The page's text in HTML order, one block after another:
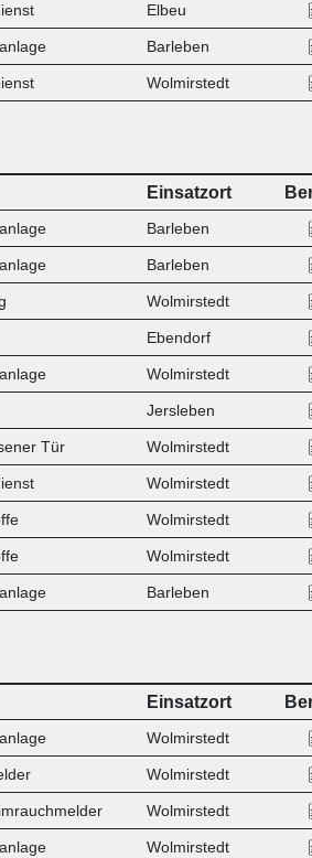
Elbeu
Barleben
Wolmirstedt
Einsatzort
Barleben
Barleben
Wolmirstedt
Ebendorf
Wolmirstedt
Jersleben
Tür Wolmirstedt
Wolmirstedt
Wolmirstedt
Wolmirstedt
Barleben
Einsatzort
Wolmirstedt
Wolmirstedt
Wolmirstedt
Wolmirstedt